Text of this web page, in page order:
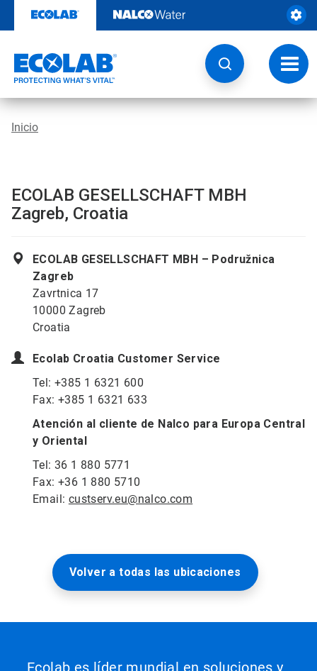
contenido
de
Inicio
ECOLAB GESELLSCHAFT MBH
Zagreb, Croatia
ECOLAB GESELLSCHAFT MBH – Podružnica
Zagreb
Zavrtnica 17
10000 Zagreb
Croatia
Ecolab Croatia Customer Service
Tel: +385 1 6321 600
Fax: +385 1 6321 633
Atención al cliente de Nalco para Europa Central
y Oriental
Tel: 36 1 880 5771
Fax: +36 1 880 5710
Email: custserv.eu@nalco.com
Volver a todas las ubicaciones
Ecolab es líder mundial en soluciones y